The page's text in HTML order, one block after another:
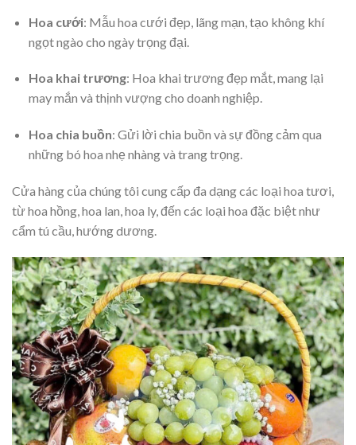
Hoa cưới: Mẫu hoa cưới đẹp, lãng mạn, tạo không khí
ngọt ngào cho ngày trọng đại.
Hoa khai trương: Hoa khai trương đẹp mắt, mang lại
may mắn và thịnh vượng cho doanh nghiệp.
Hoa chia buồn: Gửi lời chia buồn và sự đồng cảm qua
những bó hoa nhẹ nhàng và trang trọng.
Cửa hàng của chúng tôi cung cấp đa dạng các loại hoa tươi,
từ hoa hồng, hoa lan, hoa ly, đến các loại hoa đặc biệt như
cẩm tú cầu, hướng dương.